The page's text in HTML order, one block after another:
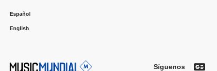
Español
English
Síguenos